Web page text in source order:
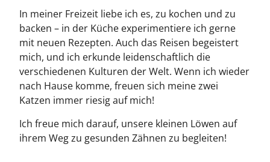
In meiner Freizeit liebe ich es, zu kochen und zu
backen – in der Küche experimentiere ich gerne
mit neuen Rezepten. Auch das Reisen begeistert
mich, und ich erkunde leidenschaftlich die
verschiedenen Kulturen der Welt. Wenn ich wieder
nach Hause komme, freuen sich meine zwei
Katzen immer riesig auf mich!
Ich freue mich darauf, unsere kleinen Löwen auf
ihrem Weg zu gesunden Zähnen zu begleiten!